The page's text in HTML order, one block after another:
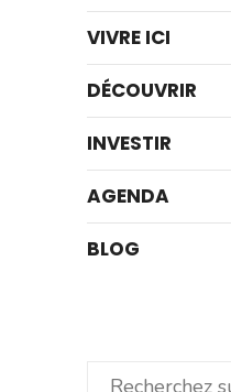
VIVRE ICI
DÉCOUVRIR
INVESTIR
AGENDA
BLOG
Rechercher